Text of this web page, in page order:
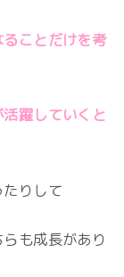
ことだけを考
躍していくと
りして
も成長があり